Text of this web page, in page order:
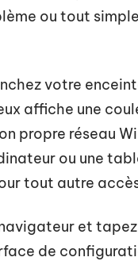
ou tout
votre
affiche une
propre réseau
ou une
tout autre
et
de